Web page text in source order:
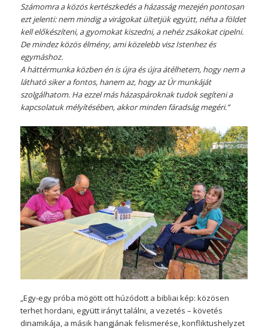
Számomra a közös kertészkedés a házasság mezején pontosan
ezt jelenti: nem mindig a virágokat ültetjük együtt, néha a földet
kell előkészíteni, a gyomokat kiszedni, a nehéz zsákokat cipelni.
De mindez közös élmény, ami közelebb visz Istenhez és
egymáshoz.
A háttérmunka közben én is újra és újra átélhetem, hogy nem a
látható siker a fontos, hanem az, hogy az Úr munkáját
szolgálhatom. Ha ezzel más házaspároknak tudok segíteni a
kapcsolatuk mélyítésében, akkor minden fáradság megéri.”
„Egy-egy próba mögött ott húzódott a bibliai kép: közösen
terhet hordani, együtt irányt találni, a vezetés – követés
dinamikája, a másik hangjának felismerése, konfliktushelyzet